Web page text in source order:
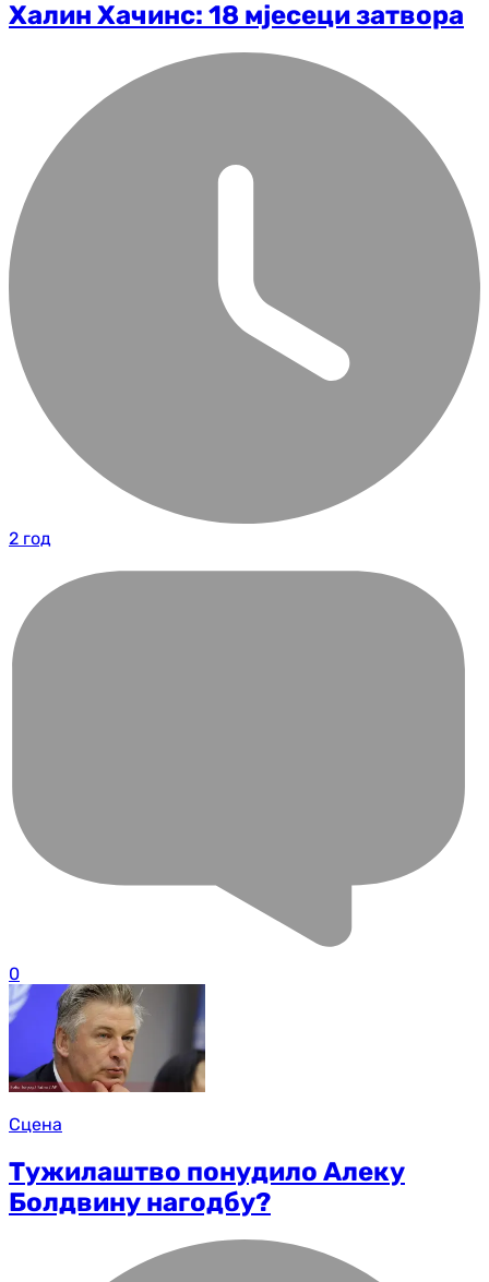
Халин Хачинс: 18 мјесеци затвора
2 год
0
Сцена
Тужилаштво понудило Алеку
Болдвину нагодбу?